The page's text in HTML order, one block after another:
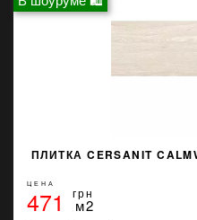
ПЛИТКА CERSANIT
ЦЕНА
471 грн
м2